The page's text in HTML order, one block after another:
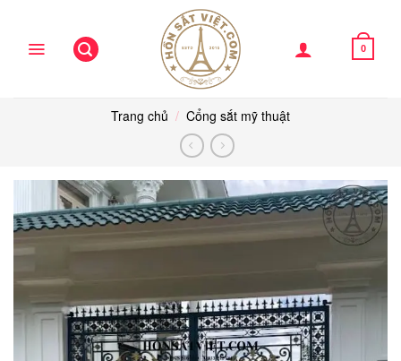
content
0
Trang chủ / Cổng sắt mỹ thuật